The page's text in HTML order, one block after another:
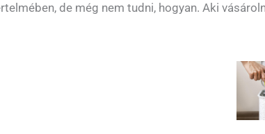
de még nem tudni, hogyan. Aki